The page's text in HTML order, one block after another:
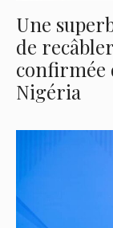
Une
de
confirmée
Nigéria